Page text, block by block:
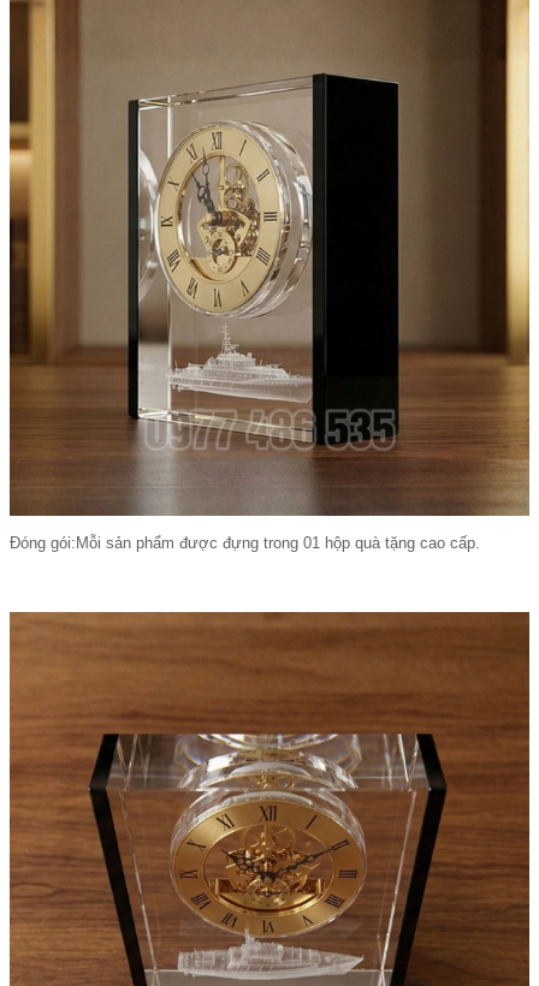
Đóng gói:Mỗi sản phẩm được đựng trong 01 hộp quà tặng cao cấp.